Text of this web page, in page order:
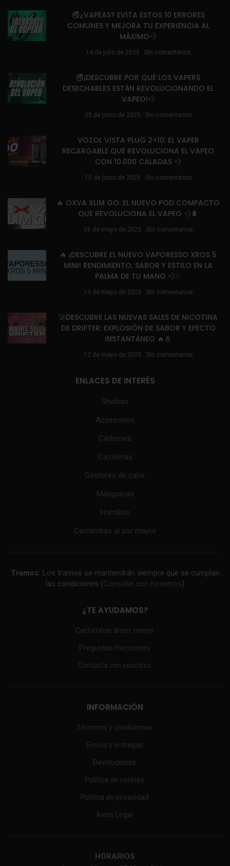
🚭¿VAPEAS? EVITA ESTOS 10 ERRORES
COMUNES Y MEJORA TU EXPERIENCIA AL
MÁXIMO💨
14 de julio de 2025 Sin comentarios
🚭¡DESCUBRE POR QUÉ LOS VAPERS
DESECHABLES ESTÁN REVOLUCIONANDO EL
VAPEO!💨
25 de junio de 2025 Sin comentarios
VOZOL VISTA PLUG 2+10: EL VAPER
RECARGABLE QUE REVOLUCIONA EL VAPEO
CON 10.000 CALADAS 💨
10 de junio de 2025 Sin comentarios
🔥 OXVA XLIM GO: EL NUEVO POD COMPACTO
QUE REVOLUCIONA EL VAPEO 💨🔋
26 de mayo de 2025 Sin comentarios
🔥 ¡DESCUBRE EL NUEVO VAPORESSO XROS 5
MINI! RENDIMIENTO, SABOR Y ESTILO EN LA
PALMA DE TU MANO 💨✨
19 de mayo de 2025 Sin comentarios
🚀DESCUBRE LAS NUEVAS SALES DE NICOTINA
DE DRIFTER: EXPLOSIÓN DE SABOR Y EFECTO
INSTANTÁNEO 🔥🧂
12 de mayo de 2025 Sin comentarios
ENLACES DE INTERÉS
Shishas
Accesorios
Carbones
Cazoletas
Gestores de calor
Mangueras
Hornillos
Cachimbas al por mayor
Tramos: Los tramos se mantendrán siempre que se cumplan
las condiciones (Consulte con nosotros)
¿TE AYUDAMOS?
Cachimbas al por mayor
Preguntas frecuentes
Contacta con nosotros
INFORMACIÓN
Términos y condiciones
Envíos y entregas
Devoluciones
Política de cookies
Política de privacidad
Aviso Legal
HORARIOS